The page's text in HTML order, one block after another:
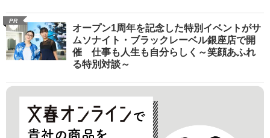
PR
オープン1周年を記念した特別イベントがサ
ムソナイト・ブラックレーベル銀座店で開
催 仕事も人生も自分らしく～笑顔あふれ
る特別対談～